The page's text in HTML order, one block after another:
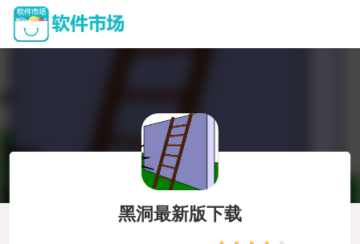
黑洞最新版下载